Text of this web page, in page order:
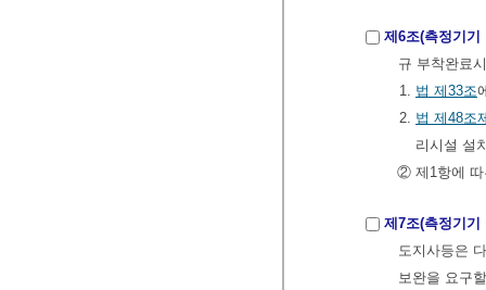
제6조(측정기기
규 부착완료
1. 법 제33조
2. 법 제48조
리시설 설
② 제1항에 따
제7조(측정기기
도지사등은
보완을 요구